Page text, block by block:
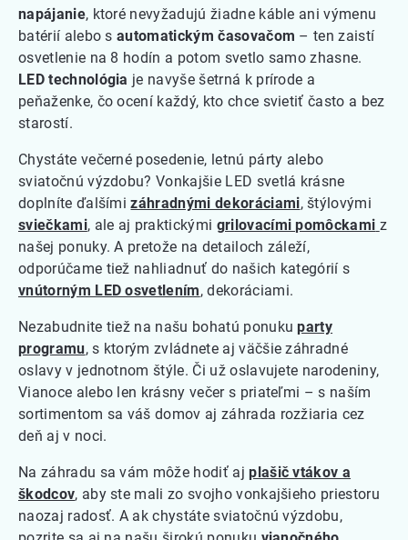
napájanie, ktoré nevyžadujú žiadne káble ani výmenu
batérií alebo sautomatickým časovačom – ten zaistí
osvetlenie na 8 hodín a potom svetlo samo zhasne.
LED technológia je navyše šetrná k prírode a
peňaženke, čo ocení každý, kto chce svietiť často a bez
starostí.
Chystáte večerné posedenie, letnú párty alebo
sviatočnú výzdobu? Vonkajšie LED svetlá krásne
doplníte ďalšímizáhradnými dekoráciami, štýlovými
sviečkami, ale aj praktickými grilovacími pomôckami z
našej ponuky. A pretože na detailoch záleží,
odporúčame tiež nahliadnuť do našich kategórií s
vnútorným LED osvetlením, dekoráciami.
Nezabudnite tiež na našu bohatú ponukuparty
programu, s ktorým zvládnete aj väčšie záhradné
oslavy v jednotnom štýle. Či už oslavujete narodeniny,
Vianoce alebo len krásny večer s priateľmi – s naším
sortimentom sa váš domov aj záhrada rozžiaria cez
deň aj v noci.
Na záhradu sa vám môže hodiť ajplašič vtákov a
škodcov, aby ste mali zo svojho vonkajšieho priestoru
naozaj radosť. A ak chystáte sviatočnú výzdobu,